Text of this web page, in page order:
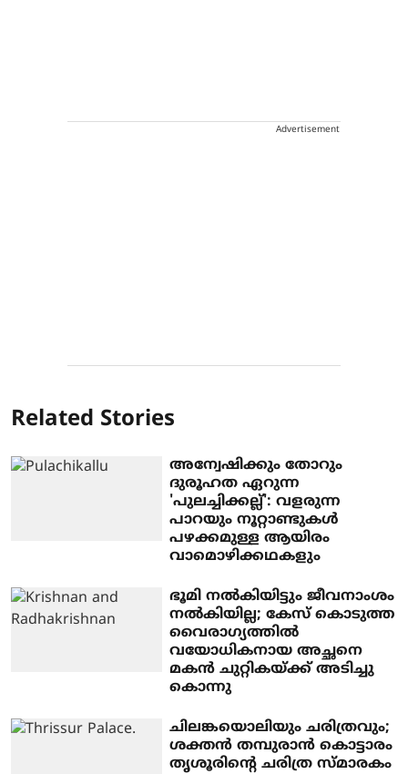
Advertisement
Related Stories
അന്വേഷിക്കും തോറും
ദുരൂഹത ഏറുന്ന
'പുലച്ചിക്കല്ല്': വളരുന്ന
പാറയും നൂറ്റാണ്ടുകൾ
പഴക്കമുള്ള ആയിരം
വാമൊഴിക്കഥകളും
ഭൂമി നൽകിയിട്ടും ജീവനാംശം
നൽകിയില്ല; കേസ് കൊടുത്ത
വൈരാഗ്യത്തിൽ
വയോധികനായ അച്ഛനെ
മകൻ ചുറ്റികയ്ക്ക് അടിച്ചു
കൊന്നു
ചിലങ്കയൊലിയും ചരിത്രവും;
ശക്തൻ തമ്പുരാൻ കൊട്ടാരം
തൃശൂരിന്റെ ചരിത്ര സ്മാരകം